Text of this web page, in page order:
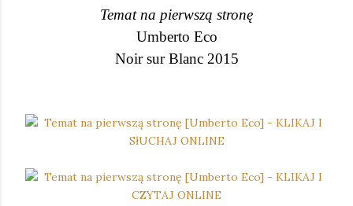
Temat na pierwszą stronę
Umberto Eco
Noir sur Blanc 2015